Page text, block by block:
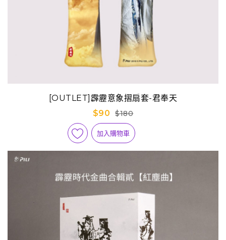
[OUTLET]霹靂意象摺扇套-君奉天
$90
$180
加入購物車